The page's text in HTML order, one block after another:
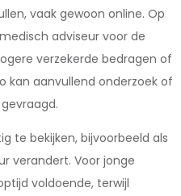
vaak gewoon online. Op
adviseur voor de
verzekerde bedragen of
kan aanvullend onderzoek of
te bekijken, bijvoorbeeld als
verandert. Voor jonge
voldoende, terwijl